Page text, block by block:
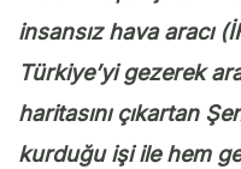
insansız hava aracı
Türkiye’yi gezerek
haritasını çıkartan
kurduğu işi ile hem